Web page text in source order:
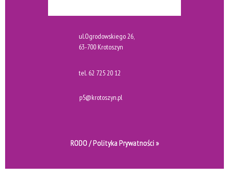
ul.Ogrodowskiego 26,
63-700 Krotoszyn
tel. 62 725 20 12
p5@krotoszyn.pl
RODO / Polityka Prywatności »